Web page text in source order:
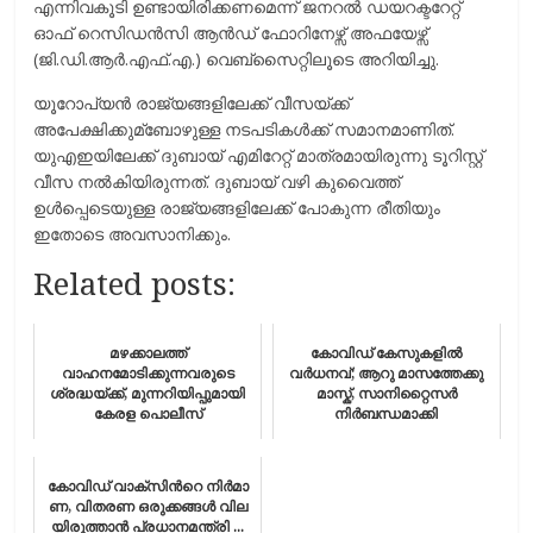
എന്നിവകൂടി ഉണ്ടായിരിക്കണമെന്ന് ജനറല്‍ ഡയറക്ടറേറ്റ്
ഓഫ് റെസിഡന്‍സി ആന്‍ഡ് ഫോറിനേഴ്സ് അഫയേഴ്സ്
(ജി.ഡി.ആര്‍.എഫ്.എ.) വെബ്സൈറ്റിലൂടെ അറിയിച്ചു.
യൂറോപ്യന്‍ രാജ്യങ്ങളിലേക്ക് വീസയ്ക്ക്
അപേക്ഷിക്കുമ്ബോഴുള്ള നടപടികള്‍ക്ക് സമാനമാണിത്.
യുഎഇയിലേക്ക് ദുബായ് എമിറേറ്റ് മാത്രമായിരുന്നു ടൂറിസ്റ്റ്
വീസ നല്‍കിയിരുന്നത്. ദുബായ് വഴി കുവൈത്ത്
ഉള്‍പ്പെടെയുള്ള രാജ്യങ്ങളിലേക്ക് പോകുന്ന രീതിയും
ഇതോടെ അവസാനിക്കും.
Related posts:
മഴക്കാലത്ത്
വാഹനമോടിക്കുന്നവരുടെ
ശ്രദ്ധയ്‌ക്ക്, മുന്നറിയിപ്പുമായി
കേരള പൊലീസ്
കോവിഡ് കേസുകളിൽ
വർധനവ്; ആറു മാസത്തേക്കു
മാസ്ക്, സാനിറ്റൈസർ
നിർബന്ധമാക്കി
കോ​വി​ഡ് വാ​ക്സി​ന്‍റെ നി​ര്‍​മാ​
ണ, വി​ത​ര​ണ ഒ​രു​ക്ക​ങ്ങ​ള്‍ വി​ല​
യി​രു​ത്താ​ന്‍ പ്ര​ധാ​ന​മ​ന്ത്രി ...